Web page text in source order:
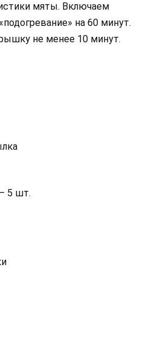
мяты. Включаем
на 60 минут.
не менее 10 минут.
5 шт.